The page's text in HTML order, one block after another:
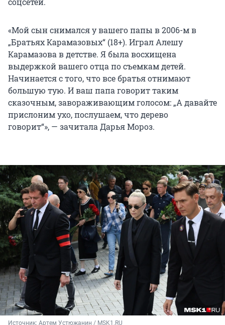
«Мой сын снимался у вашего папы в 2006-м в
„Братьях Карамазовых“ (18+). Играл Алешу
Карамазова в детстве. Я была восхищена
выдержкой вашего отца по съемкам детей.
Начинается с того, что все братья отнимают
большую тую. И ваш папа говорит таким
сказочным, завораживающим голосом: „А давайте
прислоним ухо, послушаем, что дерево
говорит“», — зачитала Дарья Мороз.
Источник: Артем Устюжанин / MSK1.RU